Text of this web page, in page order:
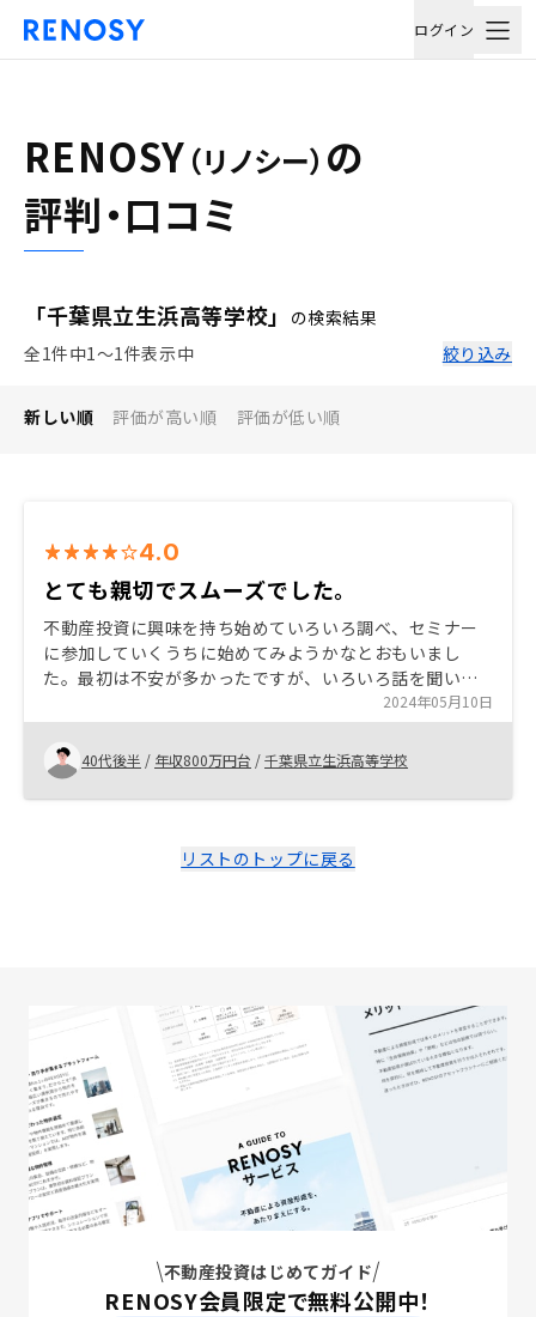
ログイン
RENOSY （リノシー） の
評判・口コミ
「千葉県立生浜高等学校」
の検索結果
全1件中1〜1件表示中
絞り込み
新しい順 評価が高い順 評価が低い順
4.0
とても親切でスムーズでした。
不動産投資に興味を持ち始めていろいろ調べ、セミナー
に参加していくうちに始めてみようかなとおもいまし
た。最初は不安が多かったですが、いろいろ話を聞いて
行くうちにやってみようという気になりました。リノシ
ーさんは他社と比べて物件が良かったことと担当者の方
の親切だったことが決め手です。
2024年05月10日
40代後半 / 年収800万円台 /千葉県立生浜高等学校
リストのトップに戻る
不動産投資はじめてガイド
RENOSY会員限定で無料公開中！